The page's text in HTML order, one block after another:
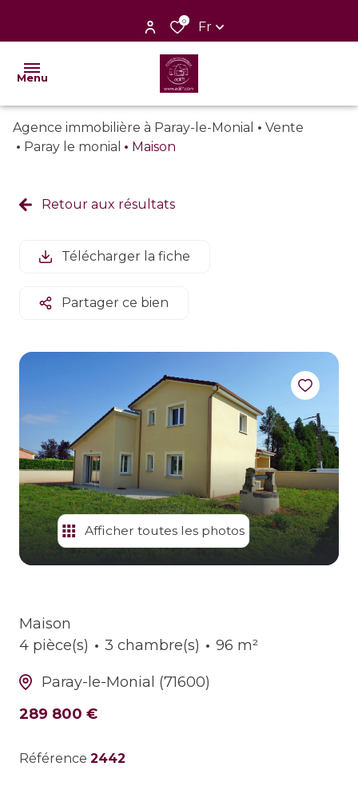
0 Fr
Menu
nos
nos
vendus
estimer
e-
mail
contact
Agence immobilière à Paray-le-Monial
Vente
Paray le monial
Maison
Retour aux résultats
Télécharger la fiche
Partager ce bien
Afficher toutes les photos
Maison
4 pièce(s)
3 chambre(s) 96 m²
Paray-le-Monial (71600)
289 800 €
Référence 2442